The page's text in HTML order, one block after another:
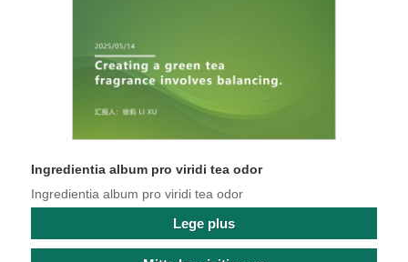
Ingredientia album pro viridi tea odor
Ingredientia album pro viridi tea odor
Lege plus